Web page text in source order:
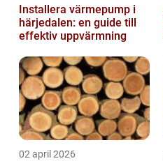
Installera värmepump i
härjedalen: en guide till
effektiv uppvärmning
02 april 2026